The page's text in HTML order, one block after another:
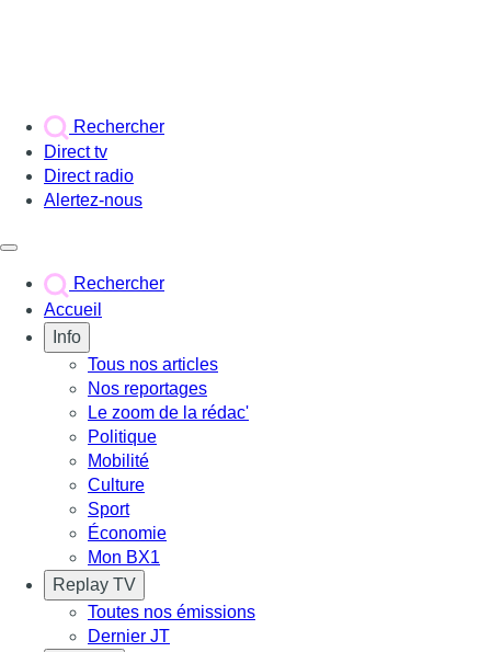
Rechercher
Direct tv
Direct radio
Alertez-nous
Rechercher
Accueil
Info
Tous nos articles
Nos reportages
Le zoom de la rédac'
Politique
Mobilité
Culture
Sport
Économie
Mon BX1
Replay TV
Toutes nos émissions
Dernier JT